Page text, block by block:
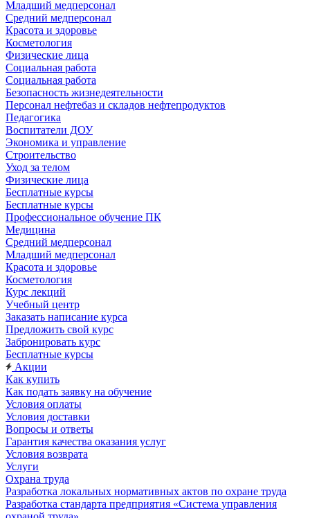
Младший медперсонал
Средний медперсонал
Красота и здоровье
Косметология
Физические лица
Социальная работа
Социальная работа
Безопасность жизнедеятельности
Персонал нефтебаз и складов нефтепродуктов
Педагогика
Воспитатели ДОУ
Экономика и управление
Строительство
Уход за телом
Физические лица
Бесплатные курсы
Бесплатные курсы
Профессиональное обучение ПК
Медицина
Средний медперсонал
Младший медперсонал
Красота и здоровье
Косметология
Курс лекций
Учебный центр
Заказать написание курса
Предложить свой курс
Забронировать курс
Бесплатные курсы
Акции
Как купить
Как подать заявку на обучение
Условия оплаты
Условия доставки
Вопросы и ответы
Гарантия качества оказания услуг
Условия возврата
Услуги
Охрана труда
Разработка локальных нормативных актов по охране труда
Разработка стандарта предприятия «Система управления